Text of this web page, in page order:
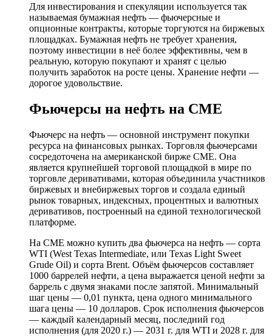
Для инвестирования и спекуляции используется так
называемая бумажная нефть — фьючерсные и
опционные контракты, которые торгуются на биржевых
площадках. Бумажная нефть не требует хранения,
поэтому инвестиции в неё более эффективны, чем в
реальную, которую покупают и хранят с целью
получить заработок на росте цены. Хранение нефти —
дорогое удовольствие.
Фьючерсы на нефть на CME
Фьючерс на нефть — основной инструмент покупки
ресурса на финансовых рынках. Торговля фьючерсами
сосредоточена на американской бирже CME. Она
является крупнейшей торговой площадкой в мире по
торговле деривативами, которая объединила участников
биржевых и внебиржевых торгов и создала единый
рынок товарных, индексных, процентных и валютных
деривативов, построенный на единой технологической
платформе.
На CME можно купить два фьючерса на нефть — сорта
WTI (West Texas Intermediate, или Texas Light Sweet
Grude Oil) и сорта Brent. Объём фьючерсов составляет
1000 баррелей нефти, а цена выражается ценой нефти за
баррель с двумя знаками после запятой. Минимальный
шаг цены — 0,01 пункта, цена одного минимального
шага цены — 10 долларов. Срок исполнения фьючерсов
— каждый календарный месяц, последний год
исполнения (для 2020 г.) — 2031 г. для WTI и 2028 г. для